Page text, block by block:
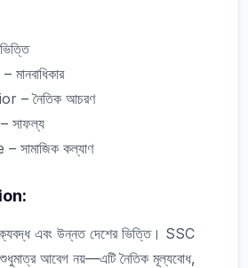
– নৈতিক আচরণ
সাফল্য
কল্যাণ
এবং উন্নত দেশের ভিত্তি। SSC
শুধুমাত্র আবেগ নয়—এটি নৈতিক মূল্যবোধ,